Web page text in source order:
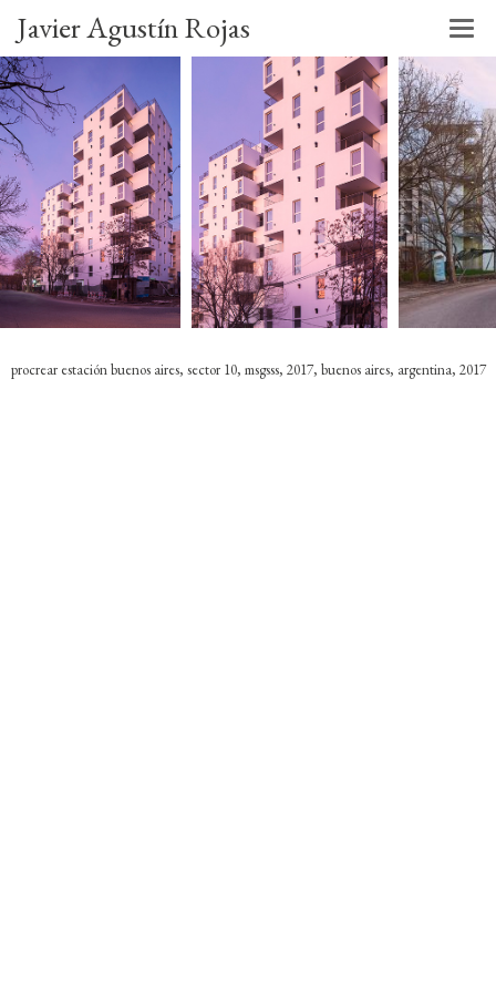
Javier Agustín Rojas
procrear estación buenos aires, sector 10, msgsss, 2017, buenos aires, argentina, 2017